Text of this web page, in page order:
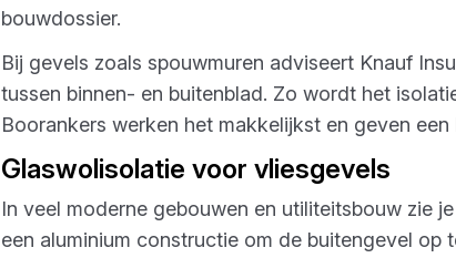
bouwdossier.
Bij gevels zoals spouwmuren adviseert Knauf
tussen binnen- en buitenblad. Zo wordt het
Boorankers werken het makkelijkst en geven
Glaswolisolatie voor vliesgevels
In veel moderne gebouwen en utiliteitsbouw zie
een aluminium constructie om de buitengevel op